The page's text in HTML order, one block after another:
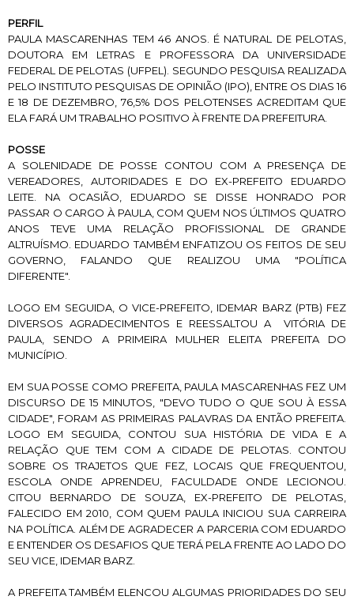
PERFIL
PAULA MASCARENHAS TEM 46 ANOS. É NATURAL DE PELOTAS,
DOUTORA EM LETRAS E PROFESSORA DA UNIVERSIDADE
FEDERAL DE PELOTAS (UFPEL). SEGUNDO PESQUISA REALIZADA
PELO INSTITUTO PESQUISAS DE OPINIÃO (IPO), ENTRE OS DIAS 16
E 18 DE DEZEMBRO, 76,5% DOS PELOTENSES ACREDITAM QUE
ELA FARÁ UM TRABALHO POSITIVO À FRENTE DA PREFEITURA.
POSSE
A SOLENIDADE DE POSSE CONTOU COM A PRESENÇA DE
VEREADORES, AUTORIDADES E DO EX-PREFEITO EDUARDO
LEITE. NA OCASIÃO, EDUARDO SE DISSE HONRADO POR
PASSAR O CARGO À PAULA, COM QUEM NOS ÚLTIMOS QUATRO
ANOS TEVE UMA RELAÇÃO PROFISSIONAL DE GRANDE
ALTRUÍSMO. EDUARDO TAMBÉM ENFATIZOU OS FEITOS DE SEU
GOVERNO, FALANDO QUE REALIZOU UMA "POLÍTICA
DIFERENTE".
LOGO EM SEGUIDA, O VICE-PREFEITO, IDEMAR BARZ (PTB) FEZ
DIVERSOS AGRADECIMENTOS E REESSALTOU A VITÓRIA DE
PAULA, SENDO A PRIMEIRA MULHER ELEITA PREFEITA DO
MUNICÍPIO.
EM SUA POSSE COMO PREFEITA, PAULA MASCARENHAS FEZ UM
DISCURSO DE 15 MINUTOS, "DEVO TUDO O QUE SOU À ESSA
CIDADE", FORAM AS PRIMEIRAS PALAVRAS DA ENTÃO PREFEITA.
LOGO EM SEGUIDA, CONTOU SUA HISTÓRIA DE VIDA E A
RELAÇÃO QUE TEM COM A CIDADE DE PELOTAS. CONTOU
SOBRE OS TRAJETOS QUE FEZ, LOCAIS QUE FREQUENTOU,
ESCOLA ONDE APRENDEU, FACULDADE ONDE LECIONOU.
CITOU BERNARDO DE SOUZA, EX-PREFEITO DE PELOTAS,
FALECIDO EM 2010, COM QUEM PAULA INICIOU SUA CARREIRA
NA POLÍTICA. ALÉM DE AGRADECER A PARCERIA COM EDUARDO
E ENTENDER OS DESAFIOS QUE TERÁ PELA FRENTE AO LADO DO
SEU VICE, IDEMAR BARZ.
A PREFEITA TAMBÉM ELENCOU ALGUMAS PRIORIDADES DO SEU